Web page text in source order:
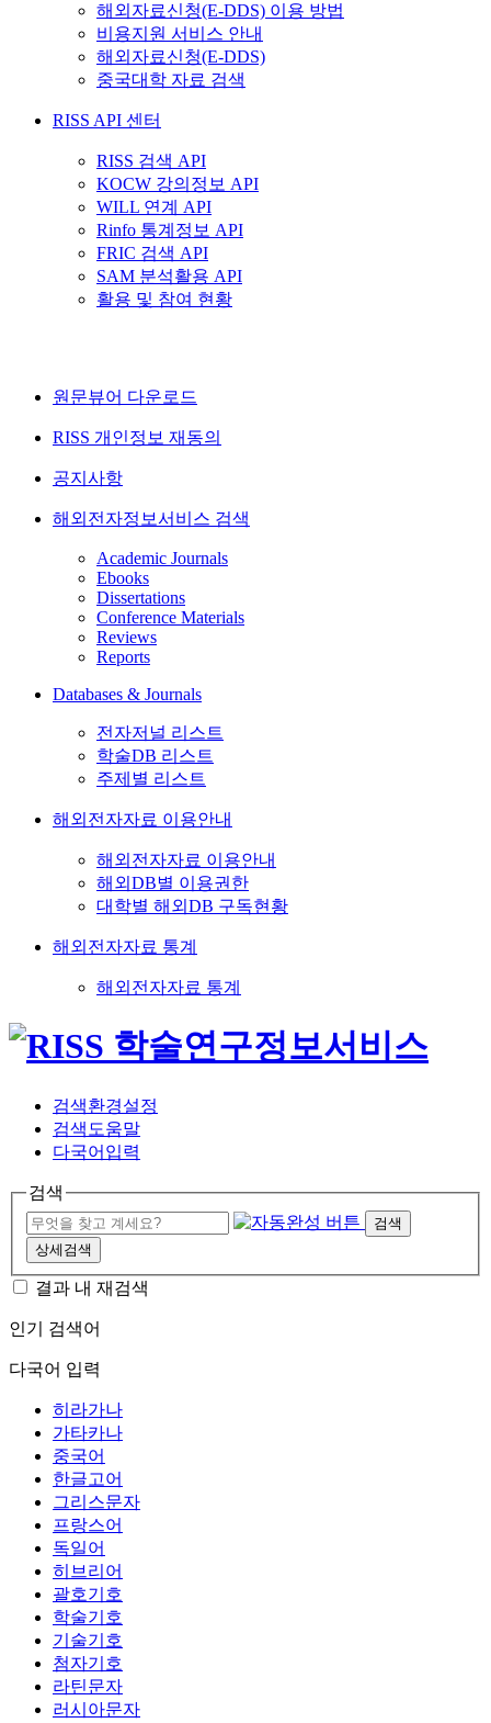
해외자료신청(E-DDS) 이용 방법
비용지원 서비스 안내
해외자료신청(E-DDS)
중국대학 자료 검색
RISS API 센터
RISS 검색 API
KOCW 강의정보 API
WILL 연계 API
Rinfo 통계정보 API
FRIC 검색 API
SAM 분석활용 API
활용 및 참여 현황
원문뷰어 다운로드
RISS 개인정보 재동의
공지사항
해외전자정보서비스 검색
Academic Journals
Ebooks
Dissertations
Conference Materials
Reviews
Reports
Databases & Journals
전자저널 리스트
학술DB 리스트
주제별 리스트
해외전자자료 이용안내
해외전자자료 이용안내
해외DB별 이용권한
대학별 해외DB 구독현황
해외전자자료 통계
해외전자자료 통계
검색환경설정
검색도움말
다국어입력
검색
검색
상세검색
결과 내 재검색
인기 검색어
다국어 입력
히라가나
가타카나
중국어
한글고어
그리스문자
프랑스어
독일어
히브리어
괄호기호
학술기호
기술기호
첨자기호
라틴문자
러시아문자